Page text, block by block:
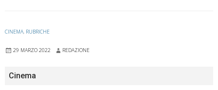
CINEMA, RUBRICHE
29 MARZO 2022 REDAZIONE
Cinema